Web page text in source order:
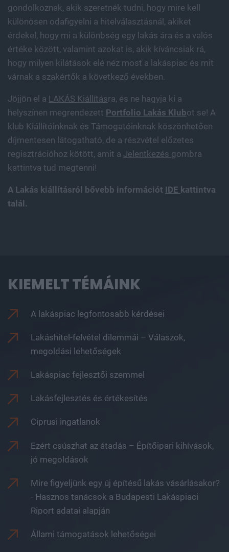
gondolkoznak, akik szeretnék tudni, hogy mire kell
különösen odafigyelni a hitelválasztásnál, akiket
érdekel, hogy mi a különbség egy lakás ára és a valós
értéke között, valamint azokat is, akik kíváncsiak rá,
hogy milyen kilátások elé néz most a lakáspiac és mit
várnak a szakértők a következő években.
Jöjjön el a LAKÁS Kiállításra, és ne hagyja ki a
helyszínen megrendezett Portfolio Lakás Klubot se! A
klub Kiállítóinknak és Támogatóinknak köszönhetően
díjmentesen látogatható, de a részvétel előzetes
regisztrációhoz kötött, amit a Jelentkezés gombra
kattintva tud megtenni!
A Lakás kiállításról bővebb információt IDE kattintva
talál.
KIEMELT TÉMÁINK
A lakáspiac legfontosabb kérdései
Lakáshitel-felvétel dilemmái – Válaszok,
megoldási lehetőségek
Lakáspiac fejlesztői szemmel
Lakásfejlesztés és értékesítés
Ciprusi ingatlanok
Ezért csúszhat az átadás – Építőipari kihívások,
jó megoldások
Mire figyeljünk egy új építésű lakás vásárlásakor?
- Hasznos tanácsok a Budapesti Lakáspiaci
Riport adatai alapján
Állami támogatások lehetőségei